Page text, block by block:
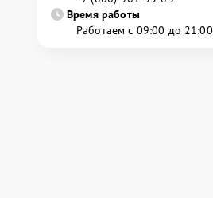
Время работы
Работаем с 09:00 до 21:00